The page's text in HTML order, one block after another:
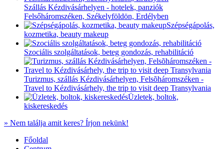
Szállás Kézdivásárhelyen - hotelek, panziók
Felsőháromszéken, Székelyföldön, Erdélyben
Szépségápolás,
kozmetika, beauty makeup
Szociális szolgáltatások, beteg gondozás, rehabilitáció
Turizmus, szállás Kézdivásárhelyen, Felsõháromszéken -
Travel to Kézdivásárhely, the trip to visit deep Transylvania
Üzletek, boltok,
kiskereskedés
» Nem találja amit keres? Írjon nekünk!
Főoldal